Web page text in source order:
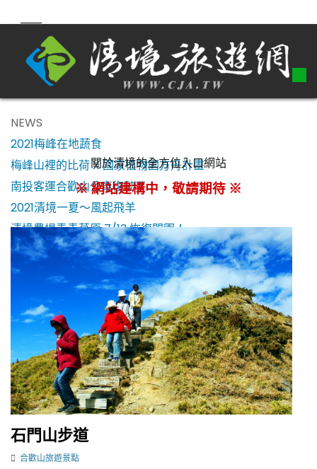
NEWS
2021梅峰在地蔬食
梅峰山裡的比荷 X 國家植物園方舟計畫
南投客運合歡山公車復駛了！
2021清境一夏～風起飛羊
清境農場青青草原 7/13 恢復開園！
關於清境的全方位入口網站
※ 網站建構中，敬請期待 ※
石門山步道
合歡山旅遊景點